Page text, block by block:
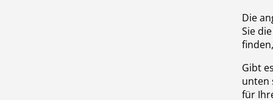
Die
Sie
Gibt
unten
für